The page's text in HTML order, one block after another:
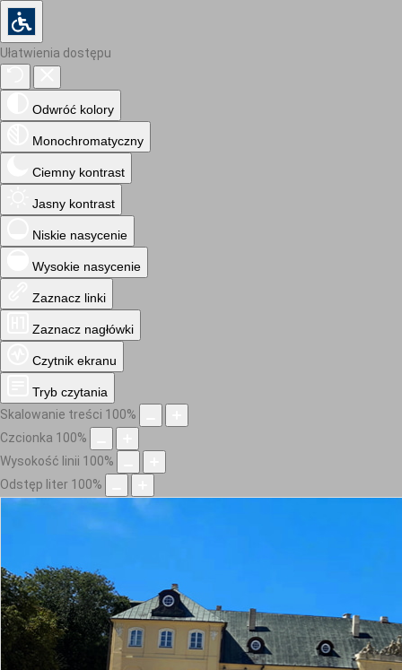
Ułatwienia dostępu
Odwróć kolory
Monochromatyczny
Ciemny kontrast
Jasny kontrast
Niskie nasycenie
Wysokie nasycenie
Zaznacz linki
Zaznacz nagłówki
Czytnik ekranu
Tryb czytania
Skalowanie treści 100%
Czcionka 100%
Wysokość linii 100%
Odstęp liter 100%